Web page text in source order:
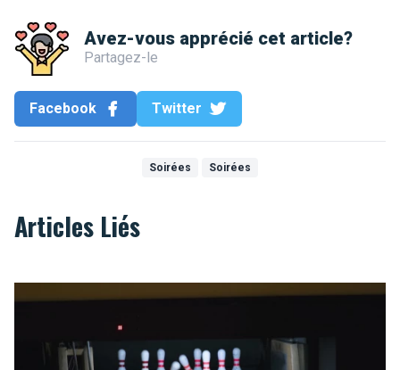
Avez-vous apprécié cet article?
Partagez-le
Facebook Twitter
Soirées Soirées
Articles Liés